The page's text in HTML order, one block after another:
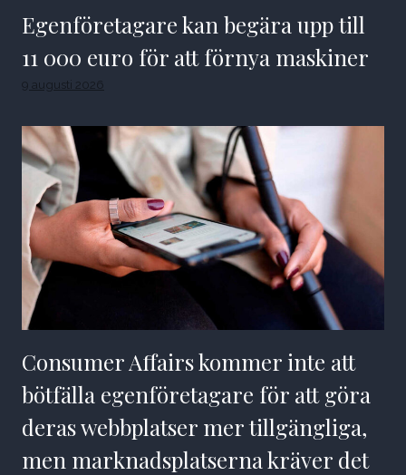
Egenföretagare kan begära upp till
11 000 euro för att förnya maskiner
9 augusti 2026
Consumer Affairs kommer inte att
bötfälla egenföretagare för att göra
deras webbplatser mer tillgängliga,
men marknadsplatserna kräver det